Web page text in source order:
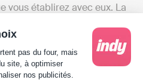
du Consentement :
pas du four, mais
site, à optimiser
nos publicités.
vous établirez avec eux. La
qu'un cabinet d'expert-
est vaste, et le tarif
de tâches qu'il assumera
dialoguant avec plusieurs
l'opportunité de